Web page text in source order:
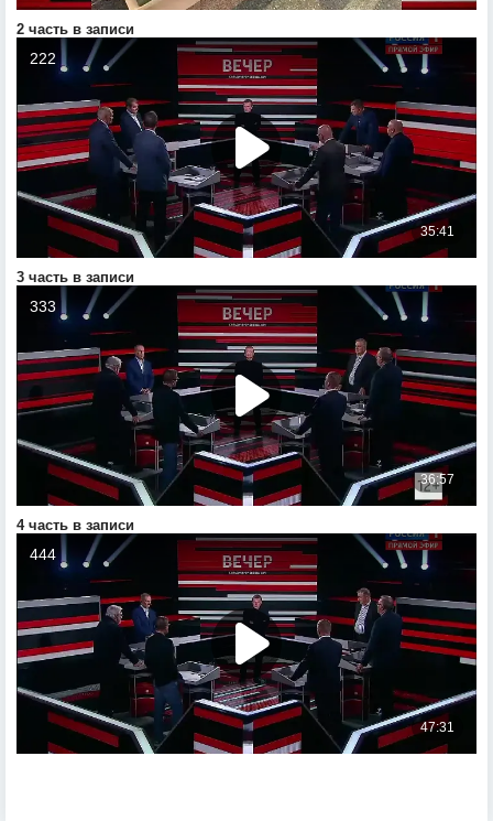
2 часть в записи
3 часть в записи
4 часть в записи